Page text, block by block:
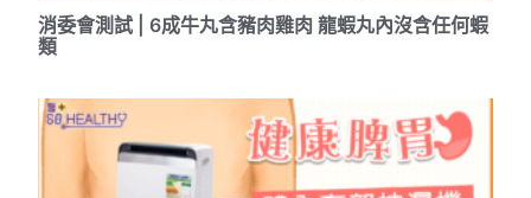
消委會測試 | 6成牛丸含豬肉雞肉 龍蝦丸內沒含任何蝦
類